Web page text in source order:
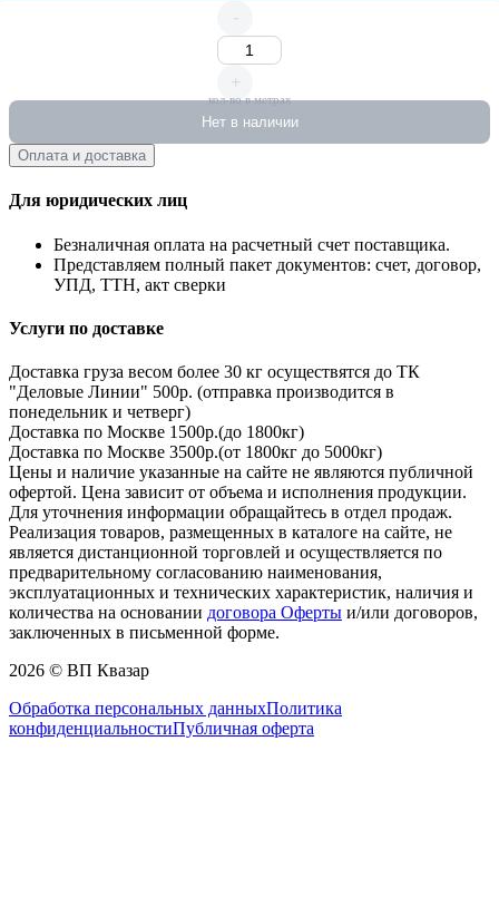
-
+
кол-во в метрах
Нет в наличии
Оплата и доставка
Для юридических лиц
Безналичная оплата на расчетный счет поставщика.
Представляем полный пакет документов: счет, договор,
УПД, ТТН, акт сверки
Услуги по доставке
Доставка груза весом более 30 кг осуществятся до ТК
"Деловые Линии" 500р. (отправка производится в
понедельник и четверг)
Доставка по Москве 1500р.(до 1800кг)
Доставка по Москве 3500р.(от 1800кг до 5000кг)
Цены и наличие указанные на сайте не являются публичной
офертой. Цена зависит от объема и исполнения продукции.
Для уточнения информации обращайтесь в отдел продаж.
Реализация товаров, размещенных в каталоге на сайте, не
является дистанционной торговлей и осуществляется по
предварительному согласованию наименования,
эксплуатационных и технических характеристик, наличия и
количества на основании договора Оферты и/или договоров,
заключенных в письменной форме.
2026 © ВП Квазар
Обработка персональных данныхПолитика
конфиденциальностиПубличная оферта